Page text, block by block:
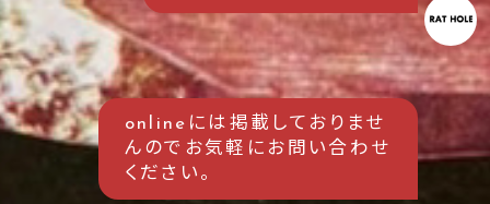
onlineには掲載しておりませ
んのでお気軽にお問い合わせ
ください。